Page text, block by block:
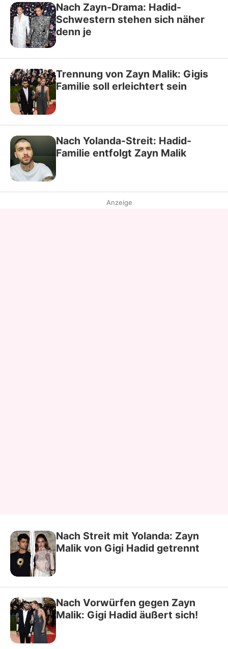
Nach Zayn-Drama: Hadid-
Schwestern stehen sich näher
denn je
Trennung von Zayn Malik: Gigis
Familie soll erleichtert sein
Nach Yolanda-Streit: Hadid-
Familie entfolgt Zayn Malik
Anzeige
Nach Streit mit Yolanda: Zayn
Malik von Gigi Hadid getrennt
Nach Vorwürfen gegen Zayn
Malik: Gigi Hadid äußert sich!